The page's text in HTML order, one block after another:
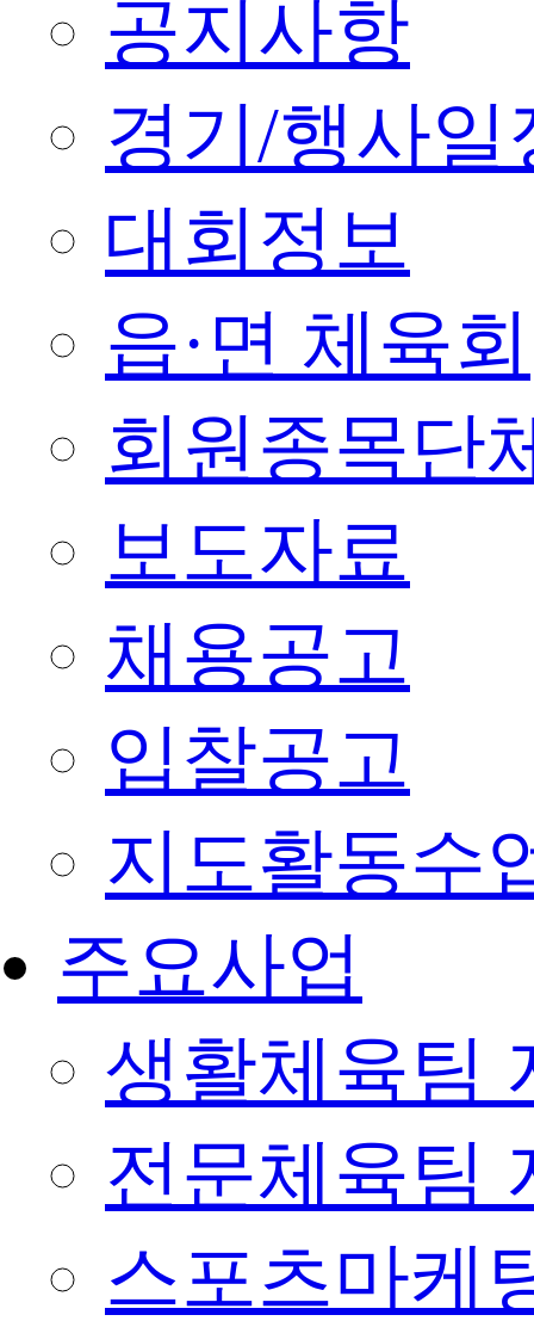
공지사항
경기/행사일
대회정보
읍·면 체육회
회원종목단
보도자료
채용공고
입찰공고
지도활동수
주요사업
생활체육팀
전문체육팀
스포츠마케